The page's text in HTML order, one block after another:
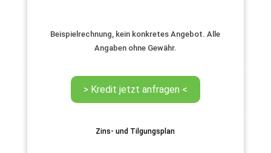
Beispielrechnung, kein konkretes Angebot. Alle
Angaben ohne Gewähr.
Zins- und Tilgungsplan